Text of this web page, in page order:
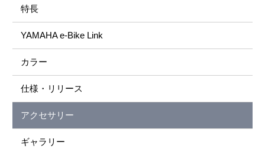
特長
YAMAHA e-Bike Link
カラー
仕様・リリース
アクセサリー
ギャラリー